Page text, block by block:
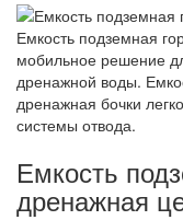
Емкость подземная
мобильное решение
дренажной воды.
дренажная бочки
системы отвода.
Емкость
дренажная